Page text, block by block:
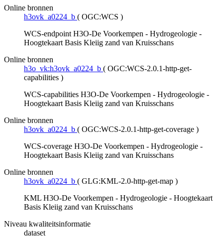
Online bronnen
h3ovk_a0224_b ( OGC:WCS )
WCS-endpoint H3O-De Voorkempen - Hydrogeologie -
Hoogtekaart Basis Kleiig zand van Kruisschans
Online bronnen
h3o_vk:h3ovk_a0224_b ( OGC:WCS-2.0.1-http-get-
capabilities )
WCS-capabilities H3O-De Voorkempen - Hydrogeologie -
Hoogtekaart Basis Kleiig zand van Kruisschans
Online bronnen
h3ovk_a0224_b ( OGC:WCS-2.0.1-http-get-coverage )
WCS-coverage H3O-De Voorkempen - Hydrogeologie -
Hoogtekaart Basis Kleiig zand van Kruisschans
Online bronnen
h3ovk_a0224_b ( GLG:KML-2.0-http-get-map )
KML H3O-De Voorkempen - Hydrogeologie - Hoogtekaart
Basis Kleiig zand van Kruisschans
Niveau kwaliteitsinformatie
dataset